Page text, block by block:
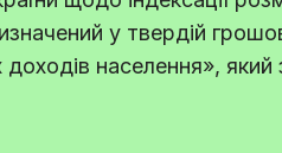
у твердій
населення»,